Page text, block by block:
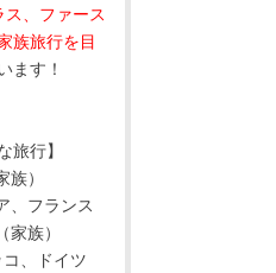
ス、ファース
族旅行を目
ます！
旅行】
）
、フランス
族）
、ドイツ